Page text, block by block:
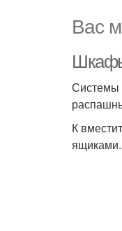
Вас
Системы
К
ящиками.